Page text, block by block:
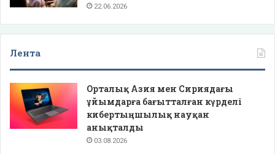
22.06.2026
Лента
Орталық Азия мен Сириядағы
ұйымдарға бағытталған күрделі
кибертыңшылық науқан
анықталды
03.08.2026